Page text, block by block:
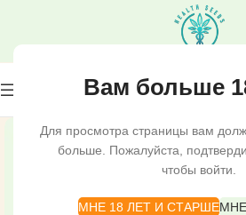
Вам больше
Для просмотра страницы вам
больше. Пожалуйста,
чтобы войти.
МНЕ 18 ЛЕТ И СТАРШЕМНЕ